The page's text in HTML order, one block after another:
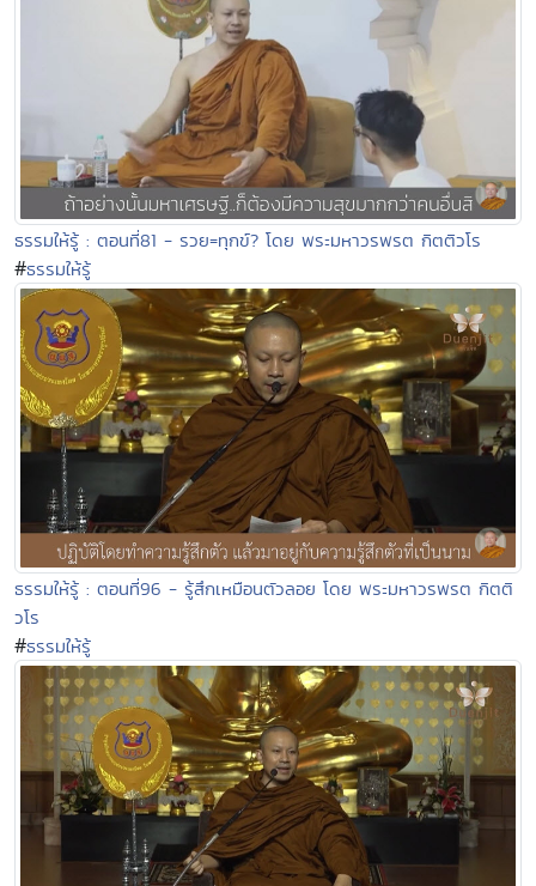
ธรรมให้รู้ : ตอนที่81 - รวย=ทุกข์? โดย พระมหาวรพรต กิตติวโร
#ธรรมให้รู้
ธรรมให้รู้ : ตอนที่96 - รู้สึกเหมือนตัวลอย โดย พระมหาวรพรต กิตติ
วโร
#ธรรมให้รู้